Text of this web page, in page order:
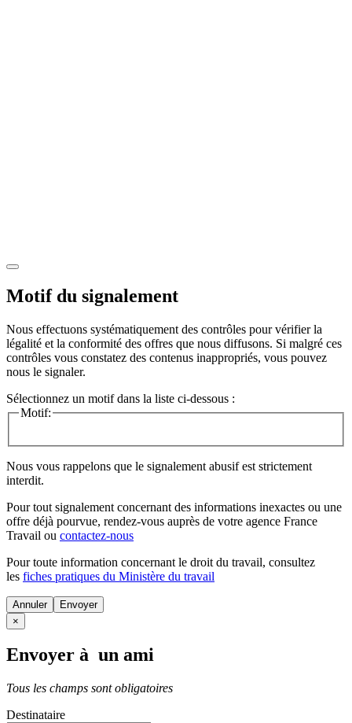
Motif du signalement
Nous effectuons systématiquement des contrôles pour vérifier la
légalité et la conformité des offres que nous diffusons. Si malgré ces
contrôles vous constatez des contenus inappropriés, vous pouvez
nous le signaler.
Sélectionnez un motif dans la liste ci-dessous :
Motif:
Nous vous rappelons que le signalement abusif est strictement
interdit.
Pour tout signalement concernant des informations inexactes ou une
offre déjà pourvue, rendez-vous auprès de votre agence France
Travail ou contactez-nous
Pour toute information concernant le droit du travail, consultez
les fiches pratiques du Ministère du travail
Annuler
×
Envoyer à un ami
Tous les champs sont obligatoires
Destinataire